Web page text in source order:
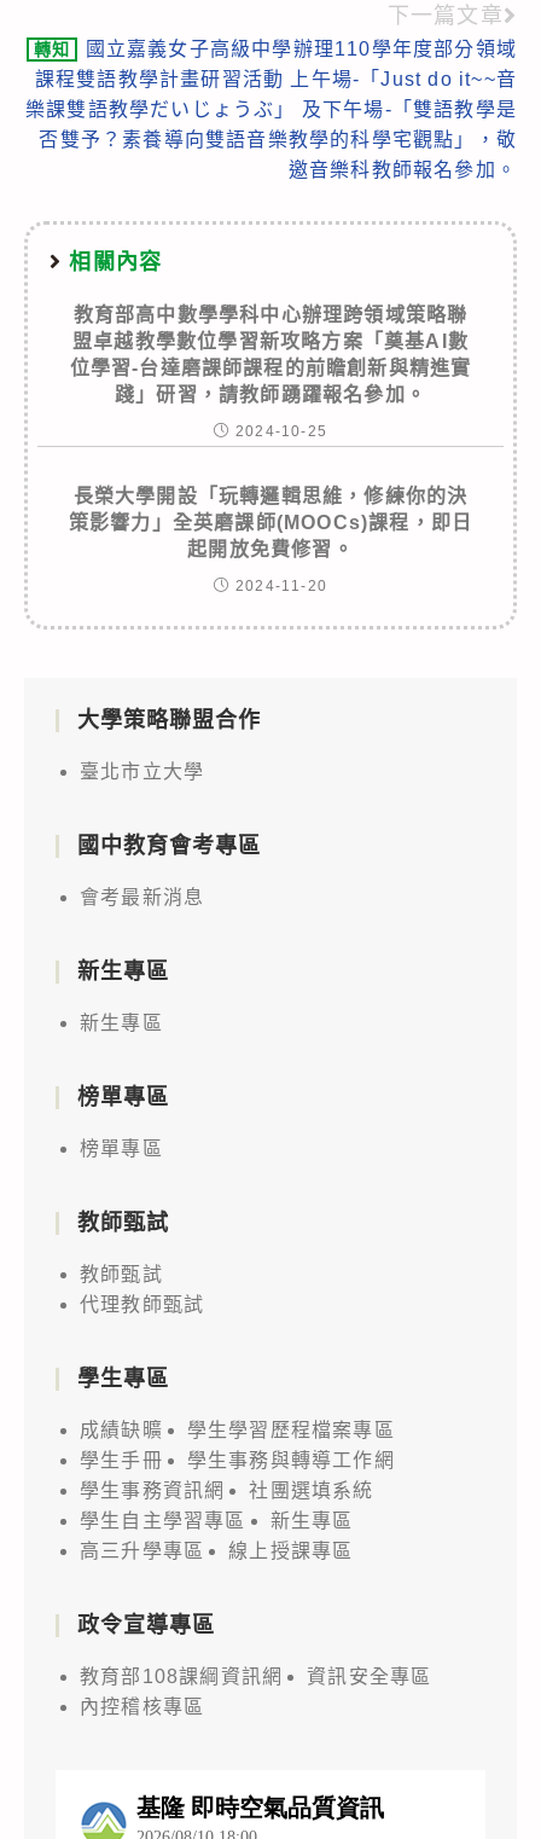
下一篇文章
轉知
國立嘉義女子高級中學辦理110學年度部分領域
課程雙語教學計畫研習活動 上午場-「Just do it~~音
樂課雙語教學だいじょうぶ」 及下午場-「雙語教學是
否雙予？素養導向雙語音樂教學的科學宅觀點」，敬
邀音樂科教師報名參加。
相關內容
教育部高中數學學科中心辦理跨領域策略聯
盟卓越教學數位學習新攻略方案「奠基AI數
位學習-台達磨課師課程的前瞻創新與精進實
踐」研習，請教師踴躍報名參加。
2024-10-25
長榮大學開設「玩轉邏輯思維，修練你的決
策影響力」全英磨課師(MOOCs)課程，即日
起開放免費修習。
2024-11-20
大學策略聯盟合作
臺北市立大學
國中教育會考專區
會考最新消息
新生專區
新生專區
榜單專區
榜單專區
教師甄試
教師甄試
代理教師甄試
學生專區
成績缺曠
學生學習歷程檔案專區
學生手冊
學生事務與轉導工作網
學生事務資訊網
社團選填系統
學生自主學習專區
新生專區
高三升學專區
線上授課專區
政令宣導專區
教育部108課綱資訊網
資訊安全專區
內控稽核專區